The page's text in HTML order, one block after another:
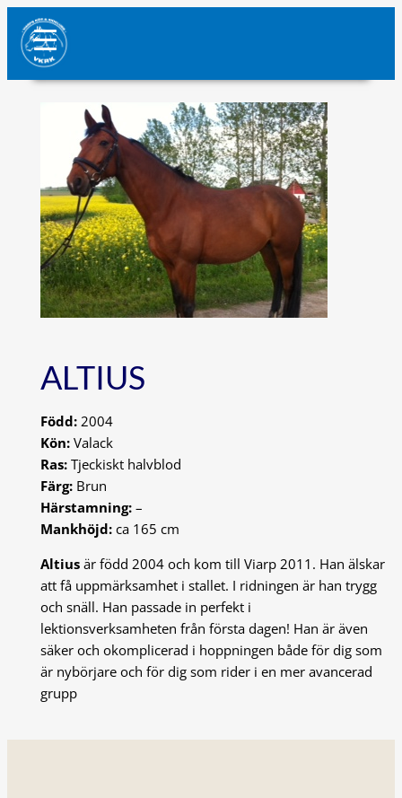
ALTIUS
Född: 2004
Kön: Valack
Ras: Tjeckiskt halvblod
Färg: Brun
Härstamning: –
Mankhöjd: ca 165 cm
Altius är född 2004 och kom till Viarp 2011. Han älskar
att få uppmärksamhet i stallet. I ridningen är han trygg
och snäll. Han passade in perfekt i
lektionsverksamheten från första dagen! Han är även
säker och okomplicerad i hoppningen både för dig som
är nybörjare och för dig som rider i en mer avancerad
grupp